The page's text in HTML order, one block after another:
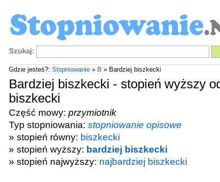
Szukaj:
Gdzie jesteś?: Stopniowanie» B » Bardziej biszkecki
Bardziej biszkecki - stopień wyższy
biszkecki
Część mowy: przymiotnik
Typ stopniowania: stopniowanie opisowe
» stopień równy: biszkecki
» stopień wyższy: bardziej biszkecki
» stopień najwyższy: najbardziej biszkecki